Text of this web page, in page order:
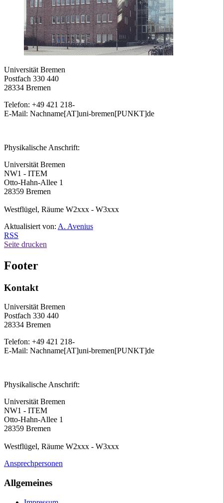
Universität Bremen
Postfach 330 440
28334 Bremen
Telefon: +49 421 218-
E-Mail: Nachname[AT]uni-bremen[PUNKT]de
Physikalische Anschrift:
Universität Bremen
NW1 - ITEM
Otto-Hahn-Allee 1
28359 Bremen
Westflügel, Räume W2xxx - W3xxx
Aktualisiert von: A. Avenius
RSS
Seite drucken
Footer
Kontakt
Universität Bremen
Postfach 330 440
28334 Bremen
Telefon: +49 421 218-
E-Mail: Nachname[AT]uni-bremen[PUNKT]de
Physikalische Anschrift:
Universität Bremen
NW1 - ITEM
Otto-Hahn-Allee 1
28359 Bremen
Westflügel, Räume W2xxx - W3xxx
Ansprechpersonen
Allgemeines